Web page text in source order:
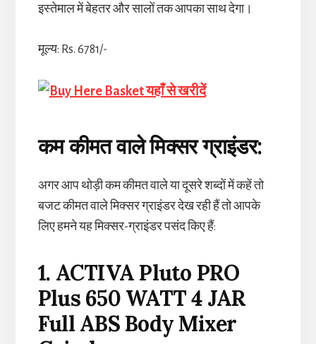
इस्तेमाल में बेहतर और सालों तक आपका साथ देगा।
मूल्य: Rs. 6781/-
यहाँ से खरीदें
कम कीमत वाले मिक्सर ग्राइंडर:
अगर आप थोड़ी कम कीमत वाले या दूसरे शब्दों में कहें तो
बजट कीमत वाले मिक्सर ग्राइंडर देख रही हैं तो आपके
लिए हमने यह मिक्सर-ग्राइंडर पसंद किए हैं:
1. ACTIVA Pluto PRO
Plus 650 WATT 4 JAR
Full ABS Body Mixer